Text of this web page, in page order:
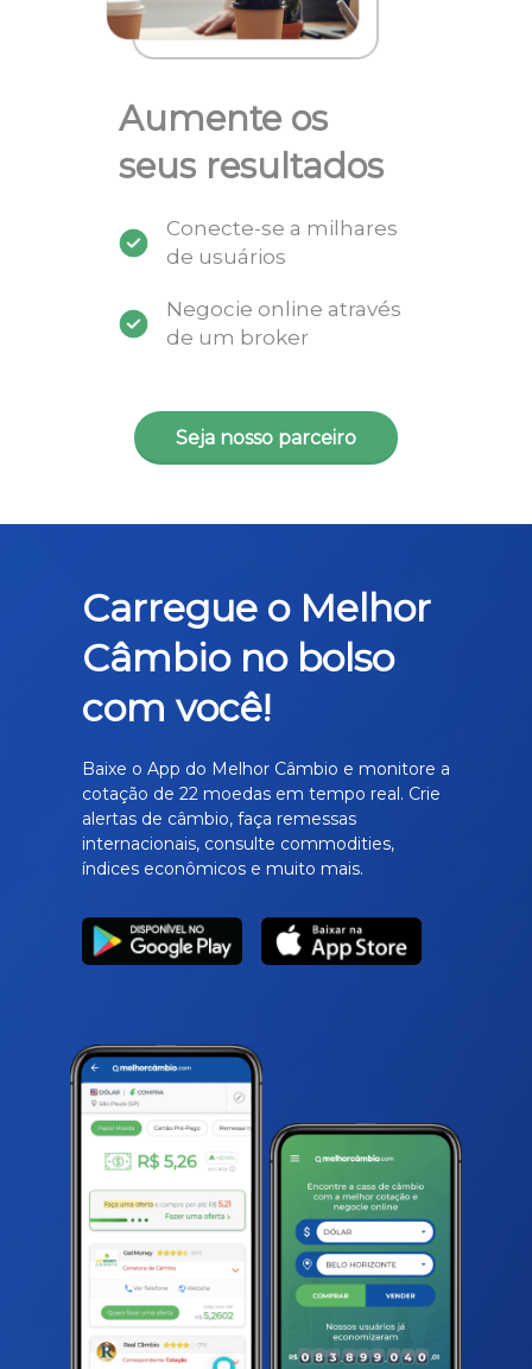
Aumente os
seus resultados
Conecte-se a milhares
de usuários
Negocie online através
de um broker
Seja nosso parceiro
Carregue o Melhor
Câmbio no bolso
com você!
Baixe o App do Melhor Câmbio e monitore a
cotação de 22 moedas em tempo real. Crie
alertas de câmbio, faça remessas
internacionais, consulte commodities,
índices econômicos e muito mais.